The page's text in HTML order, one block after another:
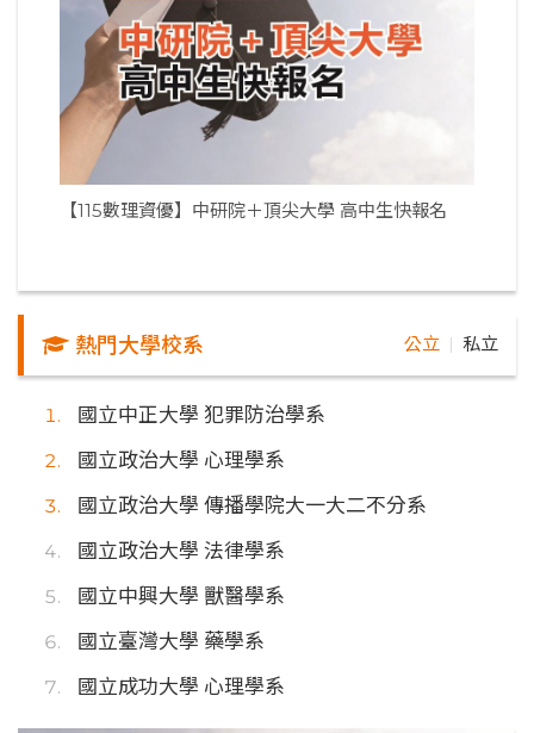
【115數理資優】中研院＋頂尖大學 高中生快報名
熱門大學校系 公立 私立
國立中正大學 犯罪防治學系
國立政治大學 心理學系
國立政治大學 傳播學院大一大二不分系
國立政治大學 法律學系
國立中興大學 獸醫學系
國立臺灣大學 藥學系
國立成功大學 心理學系